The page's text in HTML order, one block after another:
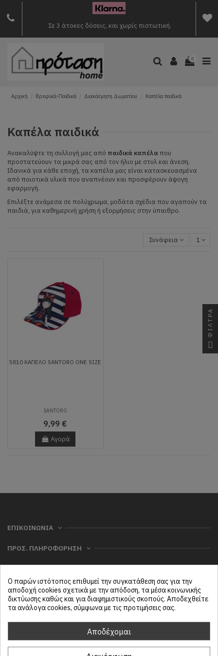
Σε 3 άτοκες δόσεις, και χωρίς πιστωτική.
0
Αρχική Βρεφικά-Παιδικά Διακόσμηση Δωματίου Καπέλα παιδικά
Καπέλα παιδικά
Ανακαλύψτε τη συλλογή μας από παιδικά καπέλαπου
προστατεύουν τα μικρά σας από τον ήλιο με στυλ και άνεση.
Ιδανικά για κάθε εποχή, τα καπέλα μας είναι κατασκευασμένα
από ποιοτικά υλικά που αναπνέουν και προσφέρουν άψογη
εφαρμογή.
Επιλέξτε ανάμεσα σε πολύχρωμα, μοδάτα σχέδια που αγαπούν τα
παιδιά, για καθημερινή χρήση ή εξορμήσεις στην ύπαιθρο.
Συνάφεια 1
5810 ΚΑΠΕΛΟ SANTORO ONE SIZE
SANTORO
9,99 €
Αγορά
ΕΠΙΚΟΙΝΩΝΙΑ
ΠΡΟΣ. ΠΛΗΡΟΦΟΡΗΣΗ
ΜΕΝΟΥ
Follow us
ΦΙΛΤΡΑ
Ο παρών ιστότοπος επιθυμεί την συγκατάθεση σας για την
αποδοχή cookies σχετικά με την απόδοση, τα μέσα κοινωνικής
δικτύωσης καθώς και για διαφημιστικούς σκοπούς. Αποδεχθείτε
τα ανάλογα cookies, σύμφωνα με τις προτιμήσεις σας.
Αποδέχομαι